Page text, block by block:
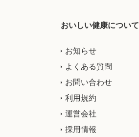
おいしい健康について
お知らせ
よくある質問
お問い合わせ
利用規約
運営会社
採用情報